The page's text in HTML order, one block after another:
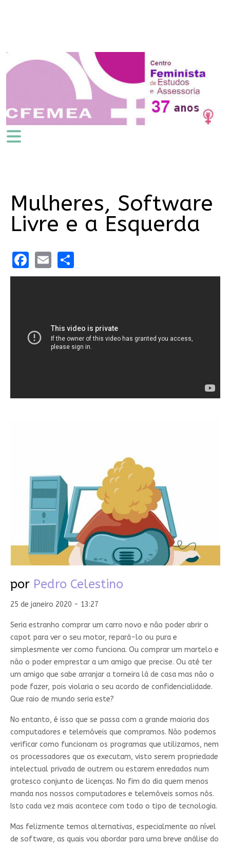
Mulheres, Software
Livre e a Esquerda
Facebook
EmailShare
por Pedro Celestino
25 de janeiro 2020 - 13:27
Seria estranho comprar um carro novo e não poder abrir o
capot para ver o seu motor, repará-lo ou pura e
simplesmente ver como funciona. Ou comprar um martelo e
não o poder emprestar a um amigo que precise. Ou até ter
um amigo que sabe arranjar a torneira lá de casa mas não o
pode fazer, pois violaria o seu acordo de confidencialidade.
Que raio de mundo seria este?
No entanto, é isso que se passa com a grande maioria dos
computadores e telemóveis que compramos. Não podemos
verificar como funcionam os programas que utilizamos, nem
os processadores que os executam, visto serem propriedade
intelectual privada de outrem ou estarem enredados num
grotesco conjunto de licenças. No fim do dia quem menos
manda nos nossos computadores e telemóveis somos nós.
Isto cada vez mais acontece com todo o tipo de tecnologia.
Mas felizmente temos alternativas, especialmente ao nível
de software, as quais vou abordar para uma breve análise do